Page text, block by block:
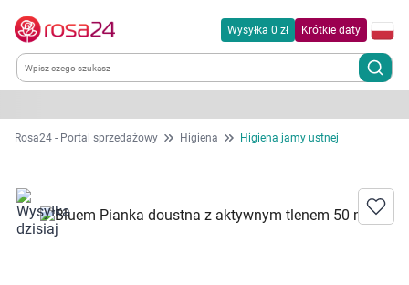
Wysyłka 0 zł Krótkie daty
Kategorie
Dla zwierząt
Rosa24 - Portal sprzedażowy Higiena Higiena jamy ustnej